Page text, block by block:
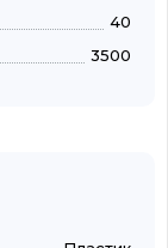
40
3500